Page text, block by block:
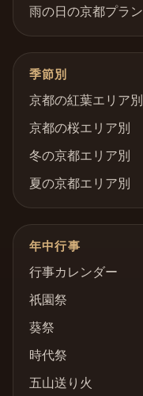
雨の日の京都プラン
季節別
京都の紅葉エリア別
京都の桜エリア別
冬の京都エリア別
夏の京都エリア別
年中行事
行事カレンダー
祇園祭
葵祭
時代祭
五山送り火